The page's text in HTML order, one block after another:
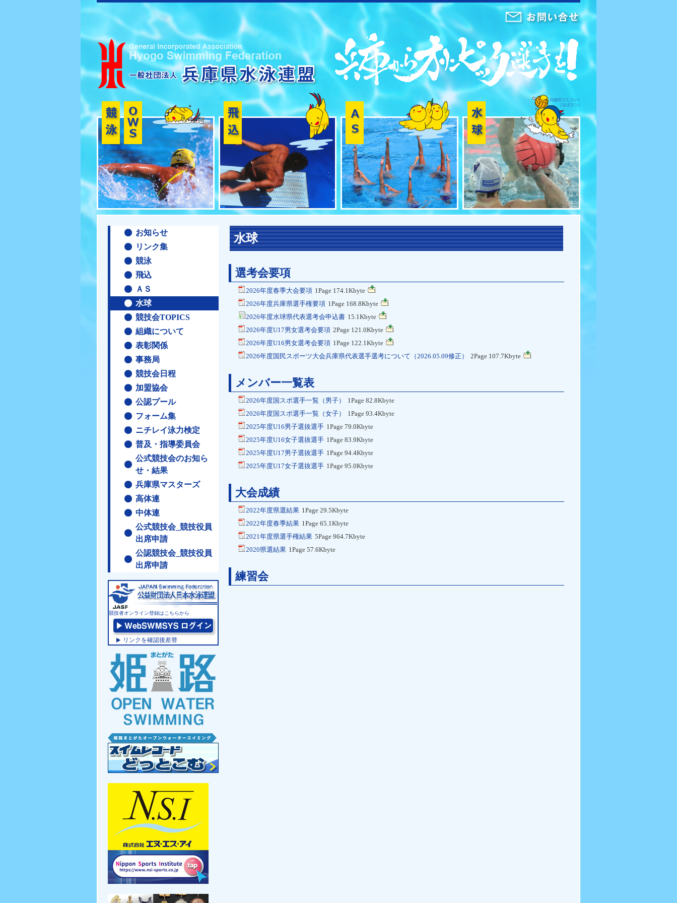
お知らせ
リンク集
競泳
飛込
ＡＳ
水球
競技会TOPICS
組織について
表彰関係
事務局
競技会日程
加盟協会
公認プール
フォーム集
ニチレイ泳力検定
普及・指導委員会
公式競技会のお知ら
せ・結果
兵庫県マスターズ
高体連
中体連
公式競技会_競技役員
出席申請
公認競技会_競技役員
出席申請
競技者オンライン登録はこちらから
リンクを確認後差替
水球
選考会要項
2026年度春季大会要項 1Page 174.1Kbyte
2026年度兵庫県選手権要項 1Page 168.8Kbyte
2026年度水球県代表選考会申込書 15.1Kbyte
2026年度U17男女選考会要項 2Page 121.0Kbyte
2026年度U16男女選考会要項 1Page 122.1Kbyte
2026年度国民スポーツ大会兵庫県代表選手選考について（2026.05.09修正）
2Page 107.7Kbyte
メンバー一覧表
2026年度国スポ選手一覧（男子）
1Page 82.8Kbyte
2026年度国スポ選手一覧（女子）
1Page 93.4Kbyte
2025年度U16男子選抜選手 1Page 79.0Kbyte
2025年度U16女子選抜選手 1Page 83.9Kbyte
2025年度U17男子選抜選手 1Page 94.4Kbyte
2025年度U17女子選抜選手 1Page 95.0Kbyte
大会成績
2022年度県選結果 1Page 29.5Kbyte
2022年度春季結果 1Page 65.1Kbyte
2021年度県選手権結果 5Page 964.7Kbyte
2020県選結果 1Page 57.6Kbyte
練習会